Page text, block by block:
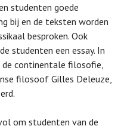
studenten goede
bij en de teksten worden
besproken. Ook
studenten een essay. In
continentale filosofie,
filosoof Gilles Deleuze,
om studenten van de